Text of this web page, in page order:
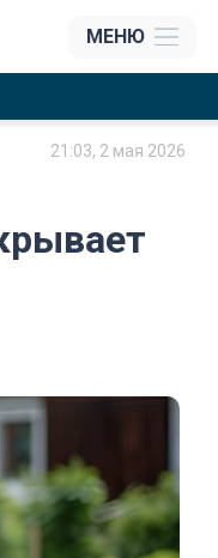
МЕНЮ
21:03, 2 мая 2026